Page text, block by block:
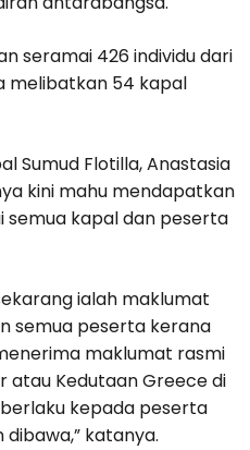
seramai 426 individu dari
melibatkan 54 kapal
Sumud Flotilla, Anastasia
kini mahu mendapatkan
kapal dan peserta
ialah maklumat
semua peserta kerana
maklumat rasmi
atau Kedutaan Greece di
kepada peserta
katanya.